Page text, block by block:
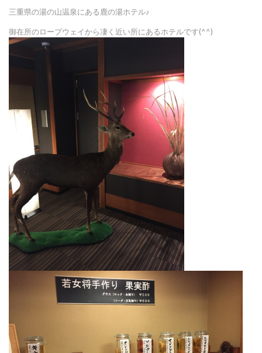
三重県の湯の山温泉にある鹿の湯ホテル♪
御在所のロープウェイから凄く近い所にあるホテルです(^^)